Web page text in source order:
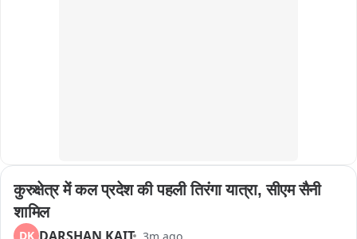
लेकर प्रशासन ने जारी किया महत्वपूर्ण संदेश
कुरुक्षेत्र में कल प्रदेश की पहली तिरंगा यात्रा, सीएम सैनी
शामिल
DK 3m ago